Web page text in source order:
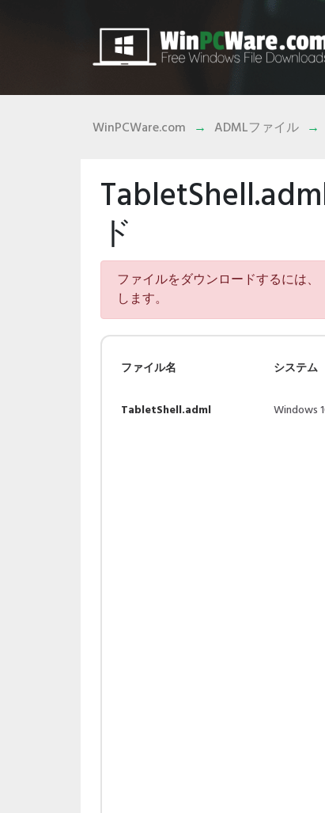
WinPCWare.com ADMLファイル
ド
ファイルをダウンロードするには
します。
ファイル名
TabletShell.adml
システム
Windows